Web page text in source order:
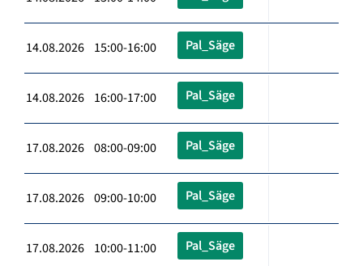
14.08.2026 15:00-16:00 Pal_Säge
14.08.2026 16:00-17:00 Pal_Säge
17.08.2026 08:00-09:00 Pal_Säge
17.08.2026 09:00-10:00 Pal_Säge
17.08.2026 10:00-11:00 Pal_Säge